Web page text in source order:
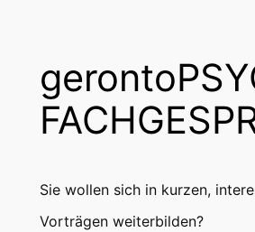
Sie wollen sich in kurzen,
Vorträgen weiterbilden?